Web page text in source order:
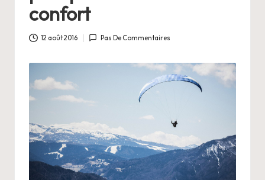
n
g
e
r
s
a
V
ie
confort
12 août 2016 Pas De Commentaires